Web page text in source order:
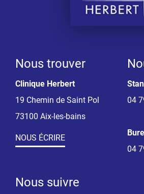
Nous trouver
Clinique Herbert
19 Chemin de Saint Pol
73100 Aix-les-bains
NOUS ÉCRIRE
04
04
Nous suivre